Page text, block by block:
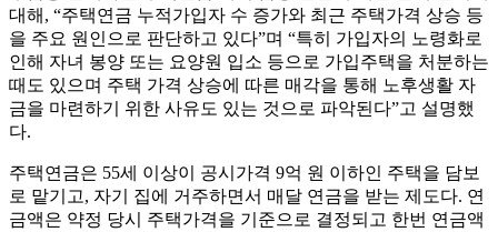
대해, “주택연금 누적가입자 수 증가와 최근 주택가격 상승 등
을 주요 원인으로 판단하고 있다”며 “특히 가입자의 노령화로
인해 자녀 봉양 또는 요양원 입소 등으로 가입주택을 처분하는
때도 있으며 주택 가격 상승에 따른 매각을 통해 노후생활 자
금을 마련하기 위한 사유도 있는 것으로 파악된다”고 설명했
다.
주택연금은 55세 이상이 공시가격 9억 원 이하인 주택을 담보
로 맡기고, 자기 집에 거주하면서 매달 연금을 받는 제도다. 연
금액은 약정 당시 주택가격을 기준으로 결정되고 한번 연금액